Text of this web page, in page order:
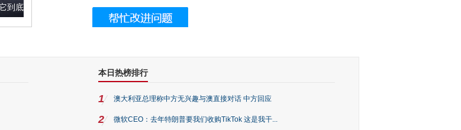
这个3.2米的长卷，还原了600岁的紫禁城
本日热榜排行
1 澳大利亚总理称中方无兴趣与澳直接对话 中方回应
2 微软CEO：去年特朗普要我们收购TikTok 这是我干...